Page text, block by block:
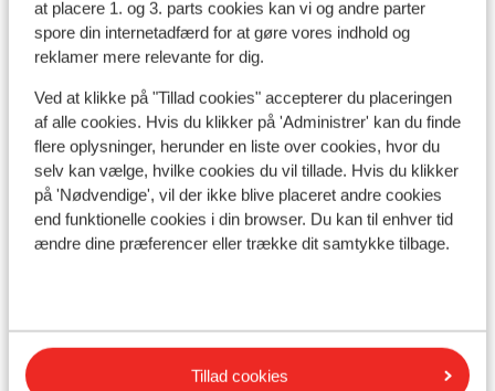
at placere 1. og 3. parts cookies kan vi og andre parter
spore din internetadfærd for at gøre vores indhold og
reklamer mere relevante for dig.
Ved at klikke på "Tillad cookies" accepterer du placeringen
af alle cookies. Hvis du klikker på 'Administrer' kan du finde
flere oplysninger, herunder en liste over cookies, hvor du
selv kan vælge, hvilke cookies du vil tillade. Hvis du klikker
på 'Nødvendige', vil der ikke blive placeret andre cookies
end funktionelle cookies i din browser. Du kan til enhver tid
ændre dine præferencer eller trække dit samtykke tilbage.
Tillad cookies
I området
Afstand til stranden ca. 100 meter (sandstrand)
Afstand til centrum: ca. 350 meter
Afstand til lufthavn Girona: ca. 45 kilometer:
Barcelona: ca. 75,0 kilometer
Afstand til togstation ca. 800 meter
Afstand til busstoppested ca. 100 meter
Afstand til nærmeste kiosk ca. 100 meter
Nærmeste restaurant ca. 50 meter
Nærmeste apotek ca. 100 meter